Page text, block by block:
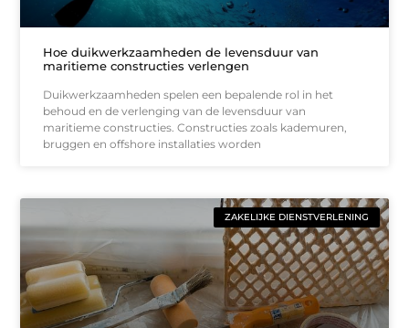
Hoe duikwerkzaamheden de levensduur van
maritieme constructies verlengen
Duikwerkzaamheden spelen een bepalende rol in het
behoud en de verlenging van de levensduur van
maritieme constructies. Constructies zoals kademuren,
bruggen en offshore installaties worden
ZAKELIJKE DIENSTVERLENING